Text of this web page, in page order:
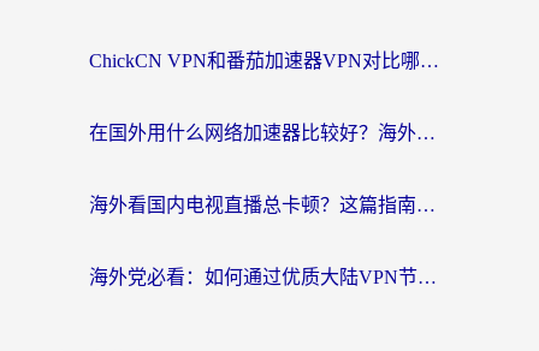
ChickCN VPN和番茄加速器VPN对比哪个回国效果更好？海外党亲测后的真实答案
在国外用什么网络加速器比较好？海外党亲测：从痛点到解决方案的全攻略
海外看国内电视直播总卡顿？这篇指南教你选对回国加速器，无缝追剧不发愁
海外党必看：如何通过优质大陆VPN节点无缝访问国内资源？